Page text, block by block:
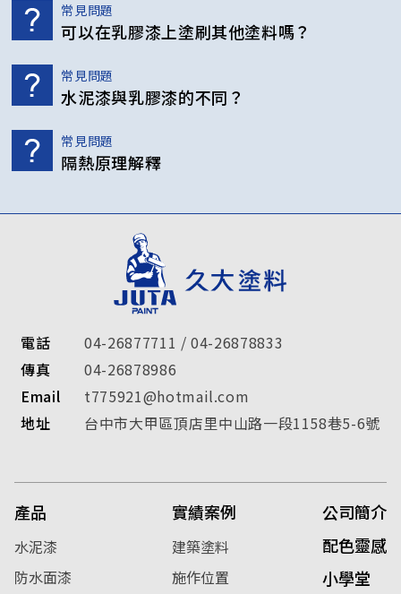
常見問題
可以在乳膠漆上塗刷其他塗料嗎？
常見問題
水泥漆與乳膠漆的不同？
常見問題
隔熱原理解釋
電話 04-26877711 /04-26878833
傳真
04-26878986
Email
t775921@hotmail.com
地址
台中市大甲區頂店里中山路一段1158巷5-6號
產品
水泥漆
防水面漆
實績案例
建築塗料
施作位置
公司簡介
配色靈感
小學堂